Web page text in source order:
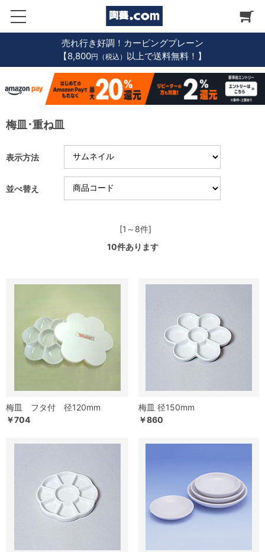
売れ行き好調！カービングプレーン
【8,800円（税込） 以上で送料無料！】
梅皿･重ね皿
表示方法
並べ替え
[1～8件]
10件あります
梅皿 フタ付 径120mm
￥704
梅皿 径150mm
￥860